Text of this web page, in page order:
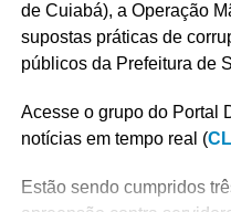
de Cuiabá), a Operação
supostas práticas de
públicos da Prefeitura de
Acesse o grupo do Portal
notícias em tempo real (
Estão sendo cumpridos